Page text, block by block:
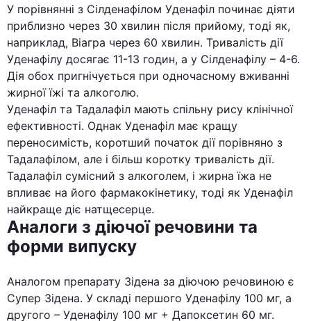
У порівнянні з Сілденафілом Уденафіл починає діяти
приблизно через 30 хвилин після прийому, тоді як,
наприклад, Віагра через 60 хвилин. Тривалість дії
Уденафілу досягає 11-13 годин, а у Сілденафілу – 4-6.
Дія обох пригнічується при одночасному вживанні
жирної їжі та алкоголю.
Уденафіл та Тадалафіл мають спільну рису клінічної
ефективності. Однак Уденафіл має кращу
переносимість, коротший початок дії порівняно з
Тадалафілом, але і більш коротку тривалість дії.
Тадалафіл сумісний з алкоголем, і жирна їжа не
впливає на його фармакокінетику, тоді як Уденафіл
найкраще діє натщесерце.
Аналоги з діючої речовини та
форми випуску
Аналогом препарату Зідена за діючою речовиною є
Супер Зідена. У складі першого Уденафілу 100 мг, а
другого – Уденафілу 100 мг + Дапоксетин 60 мг.